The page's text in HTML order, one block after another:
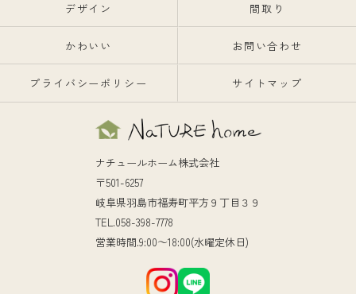
デザイン 間取り
かわいい お問い合わせ
プライバシーポリシー サイトマップ
ナチュールホーム株式会社
〒501-6257
岐阜県羽島市福寿町平方９丁目３９
TEL.058-398-7778
営業時間.9:00～18:00(水曜定休日)